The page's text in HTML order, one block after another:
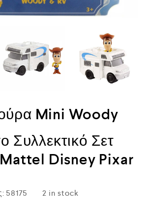
Mini Woody
Συλλεκτικό Σετ
Disney Pixar
58175 2 in stock